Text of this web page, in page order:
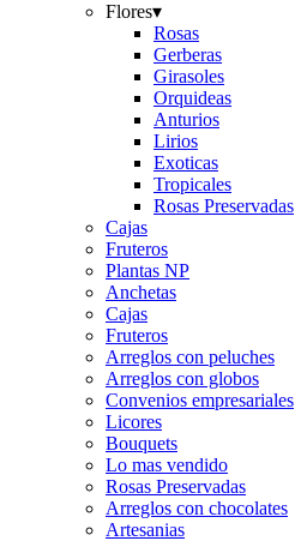
Flores▾
Rosas
Gerberas
Girasoles
Orquideas
Anturios
Lirios
Exoticas
Tropicales
Rosas Preservadas
Cajas
Fruteros
Plantas NP
Anchetas
Cajas
Fruteros
Arreglos con peluches
Arreglos con globos
Convenios empresariales
Licores
Bouquets
Lo mas vendido
Rosas Preservadas
Arreglos con chocolates
Artesanias